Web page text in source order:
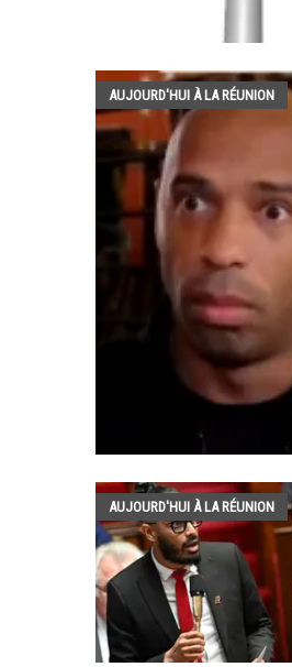
AUJOURD'HUI À LA RÉUNION
AUJOURD'HUI À LA RÉUNION